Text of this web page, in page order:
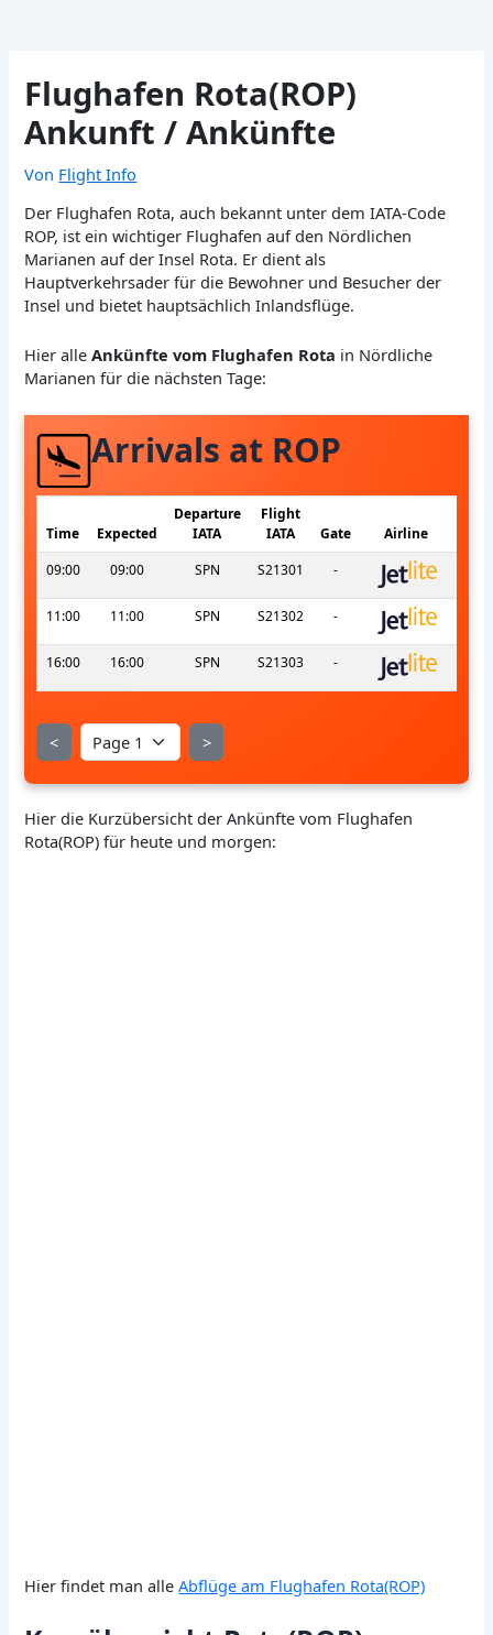
Flughafen Rota(ROP)
Ankunft / Ankünfte
Von Flight Info
Der Flughafen Rota, auch bekannt unter dem IATA-Code
ROP, ist ein wichtiger Flughafen auf den Nördlichen
Marianen auf der Insel Rota. Er dient als
Hauptverkehrsader für die Bewohner und Besucher der
Insel und bietet hauptsächlich Inlandsflüge.
Hier alleAnkünfte vom Flughafen Rota in Nördliche
Marianen für die nächsten Tage:
Arrivals at ROP
Time Expected
Departure
IATA
Flight
IATA
Gate
Airline
09:00
09:00 SPN S21301 -
11:00 11:00 SPN S21302 -
16:00 16:00 SPN S21303 -
< >
Hier die Kurzübersicht der Ankünfte vom Flughafen
Rota(ROP) für heute und morgen:
Hier findet man alleAbflüge am Flughafen Rota(ROP)